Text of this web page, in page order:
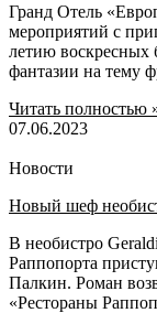
Гранд Отель
мероприятий с
летию воскресных
фантазии на тему
Читать полностью
07.06.2023
Новости
Новый шеф
В необистро
Раппопорта
Палкин. Роман
«Рестораны